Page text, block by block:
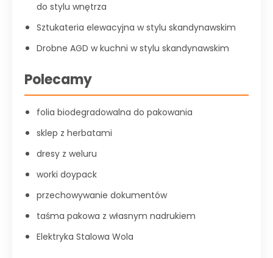
do stylu wnętrza
Sztukateria elewacyjna w stylu skandynawskim
Drobne AGD w kuchni w stylu skandynawskim
Polecamy
folia biodegradowalna do pakowania
sklep z herbatami
dresy z weluru
worki doypack
przechowywanie dokumentów
taśma pakowa z własnym nadrukiem
Elektryka Stalowa Wola